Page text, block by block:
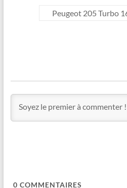
Peugeot 205 Turbo
0 COMMENTAIRES